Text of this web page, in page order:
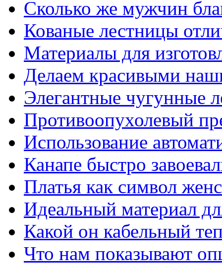
Сколько же мужчин
Кованые лестницы
Материалы для
Делаем красивыми
Элегантные чугунные
Противоопухолевый
Использование
Канапе быстро
Платья как символ
Идеальный материал
Какой он кабельный
Что нам показывают